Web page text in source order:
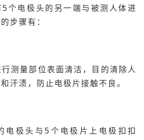
个电极头的另一端与被测人体进
步骤有：
测量部位表面清洁，目的清除人
汗渍，防止电极片接触不良。
电极头与5个电极片上电极扣扣